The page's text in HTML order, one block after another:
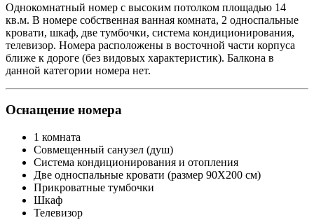
Однокомнатный номер с высоким потолком площадью 14
кв.м. В номере собственная ванная комната, 2 односпальные
кровати, шкаф, две тумбочки, система кондиционирования,
телевизор. Номера расположены в восточной части корпуса
ближе к дороге (без видовых характеристик). Балкона в
данной категории номера нет.
Оснащение номера
1 комната
Совмещенный санузел (душ)
Система кондиционирования и отопления
Две односпальные кровати (размер 90Х200 см)
Прикроватные тумбочки
Шкаф
Телевизор